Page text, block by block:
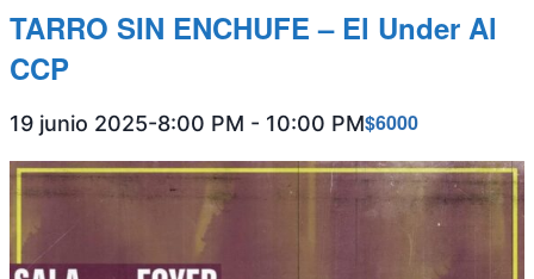
TARRO SIN ENCHUFE – El Under Al
CCP
19 junio 2025-8:00 PM - 10:00 PM$6000